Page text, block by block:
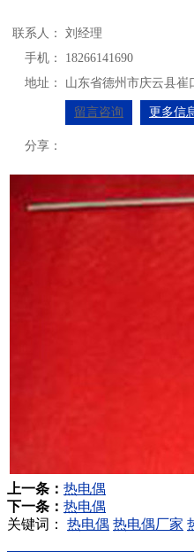
联系人：
刘经理
手机：
18266141690
地址：
山东省德州市庆云县崔
留言咨询 更多信
分享：
上一条： 热电偶
下一条： 热电偶
关键词： 热电偶 热电偶厂家